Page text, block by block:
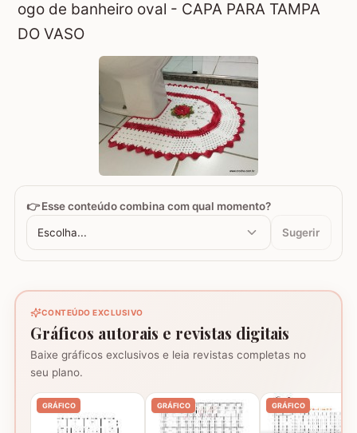
ogo de banheiro oval - CAPA PARA TAMPA
DO VASO
👉 Esse conteúdo combina com qual momento?
Escolha... Sugerir
CONTEÚDO EXCLUSIVO
Gráficos autorais e revistas digitais
Baixe gráficos exclusivos e leia revistas completas no
seu plano.
GRÁFICO GRÁFICO GRÁFICO